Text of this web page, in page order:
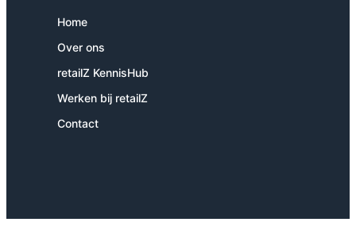
Home
Over ons
retailZ KennisHub
Werken bij retailZ
Contact